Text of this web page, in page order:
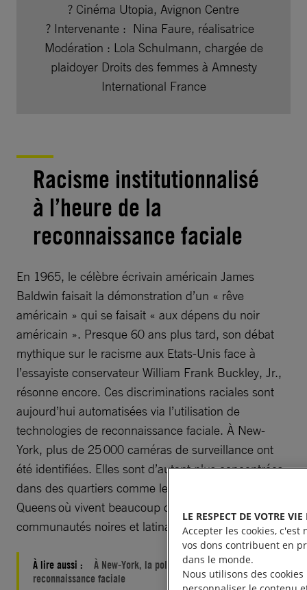
? Cinéma Utopia, Avignon Centre
?️ Intervenante : Nina Faure, réalisatrice
Modération : Lola Schulmann, chargée de
plaidoyer Droits des femmes à Amnesty
International France
Racisme institutionnalisé
à l’heure de la
reconnaissance faciale
En 1965, le célèbre écrivain américain James
Baldwin faisait la démonstration d’un « rêve
américain » qui se faisait « aux dépens du noir
américain ». Presque 60 ans plus tard, son débat
mythique sur le racisme aux Etats-Unis face à
l’essayiste conservateur William Frank Buckley, Jr.,
résonne encore. Ces discriminations raciales sont
aujourd’hui automatisées via l’utilisation de
technologies de reconnaissance faciale. À New-
York, plus de 25 000 caméras de surveillance ont
été identifiées. Elles sont d’autant plus concentrées
dans des quartiers comme le Bronx, Brooklyn et le
Queens où vivent beaucoup de personnes des
communautés noires et latina.
À lire aussi :
À New-York, la police vous trace via la
reconnaissance faciale
LE RESPECT DE VOTRE
Accepter les cookies,
vos dons contribuent en
dans le monde.
Nous utilisons des